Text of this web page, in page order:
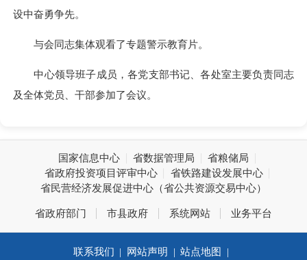
设中奋勇争先。
与会同志集体观看了专题警示教育片。
中心领导班子成员，各党支部书记、各处室主要负责同志
及全体党员、干部参加了会议。
国家信息中心 省数据管理局
省粮储局
省政府投资项目评审中心
省铁路建设发展中心
省民营经济发展促进中心（省公共资源交易中心）
省政府部门 市县政府 系统网站 业务平台
联系我们 | 网站声明 | 站点地图 |